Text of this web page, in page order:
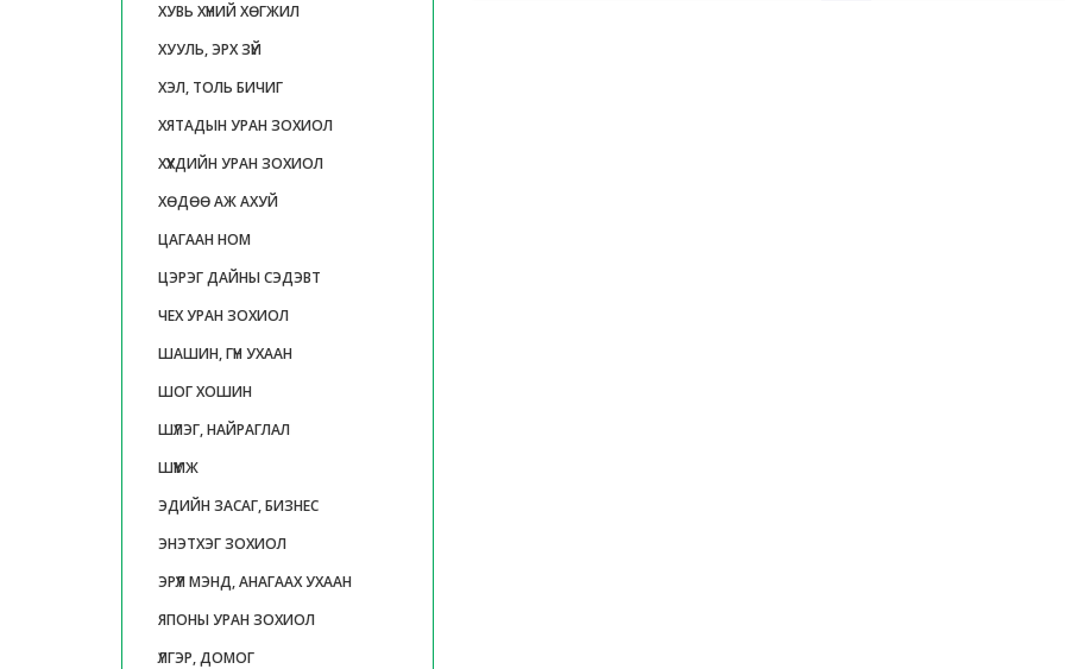
ХУВЬ ХҮНИЙ ХӨГЖИЛ
ХУУЛЬ, ЭРХ ЗҮЙ
ХЭЛ, ТОЛЬ БИЧИГ
ХЯТАДЫН УРАН ЗОХИОЛ
ХҮҮХДИЙН УРАН ЗОХИОЛ
ХӨДӨӨ АЖ АХУЙ
ЦАГААН НОМ
ЦЭРЭГ ДАЙНЫ СЭДЭВТ
ЧЕХ УРАН ЗОХИОЛ
ШАШИН, ГҮН УХААН
ШОГ ХОШИН
ШҮЛЭГ, НАЙРАГЛАЛ
ШҮҮМЖ
ЭДИЙН ЗАСАГ, БИЗНЕС
ЭНЭТХЭГ ЗОХИОЛ
ЭРҮҮЛ МЭНД, АНАГААХ УХААН
ЯПОНЫ УРАН ЗОХИОЛ
ҮЛГЭР, ДОМОГ